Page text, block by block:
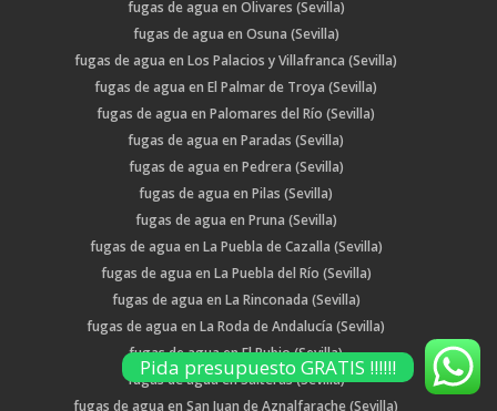
fugas de agua en Olivares (Sevilla)
fugas de agua en Osuna (Sevilla)
fugas de agua en Los Palacios y Villafranca (Sevilla)
fugas de agua en El Palmar de Troya (Sevilla)
fugas de agua en Palomares del Río (Sevilla)
fugas de agua en Paradas (Sevilla)
fugas de agua en Pedrera (Sevilla)
fugas de agua en Pilas (Sevilla)
fugas de agua en Pruna (Sevilla)
fugas de agua en La Puebla de Cazalla (Sevilla)
fugas de agua en La Puebla del Río (Sevilla)
fugas de agua en La Rinconada (Sevilla)
fugas de agua en La Roda de Andalucía (Sevilla)
fugas de agua en El Rubio (Sevilla)
fugas de agua en Salteras (Sevilla)
fugas de agua en San Juan de Aznalfarache (Sevilla)
Pida presupuesto GRATIS !!!!!!